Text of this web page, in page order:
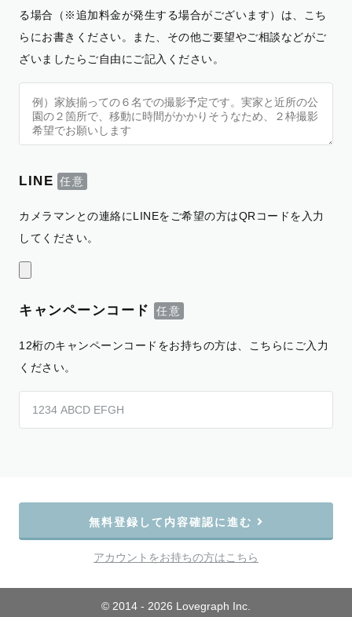
る場合（※追加料金が発生する場合がございます）は、こち
らにお書きください。また、その他ご要望やご相談などがご
ざいましたらご自由にご記入ください。
LINE
カメラマンとの連絡にLINEをご希望の方はQRコードを入力
してください。
キャンペーンコード
12桁のキャンペーンコードをお持ちの方は、こちらにご入力
ください。
無料登録して内容確認に進む
アカウントをお持ちの方はこちら
© 2014 - 2026 Lovegraph Inc.